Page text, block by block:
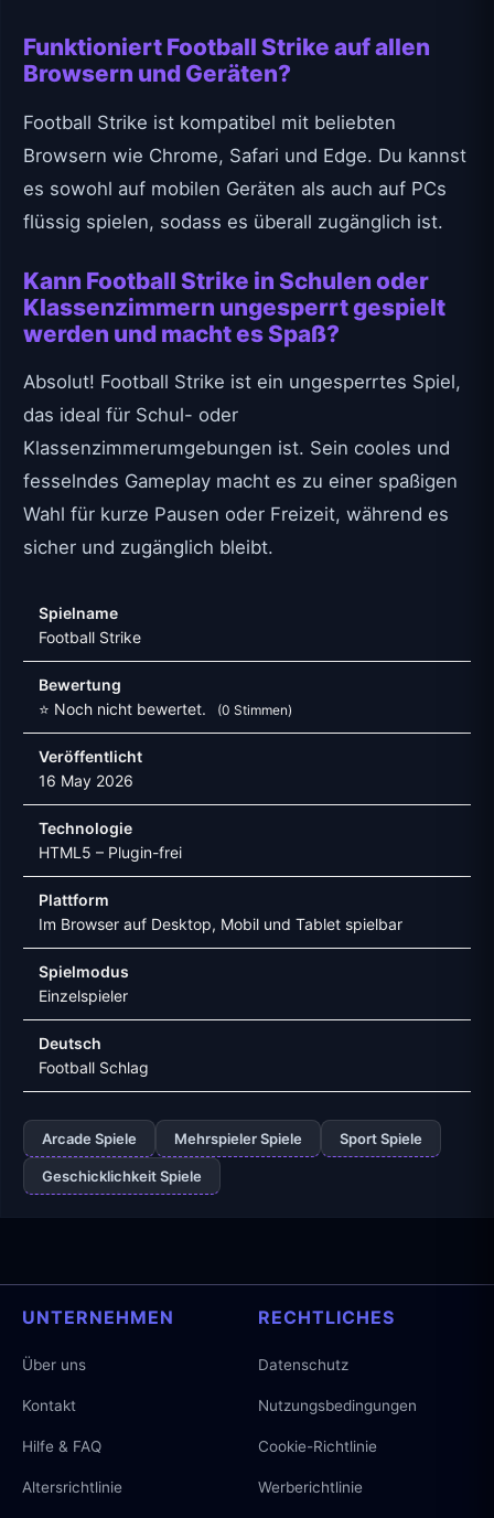
Funktioniert Football Strike auf allen
Browsern und Geräten?
Football Strike ist kompatibel mit beliebten
Browsern wie Chrome, Safari und Edge. Du kannst
es sowohl auf mobilen Geräten als auch auf PCs
flüssig spielen, sodass es überall zugänglich ist.
Kann Football Strike in Schulen oder
Klassenzimmern ungesperrt gespielt
werden und macht es Spaß?
Absolut! Football Strike ist ein ungesperrtes Spiel,
das ideal für Schul- oder
Klassenzimmerumgebungen ist. Sein cooles und
fesselndes Gameplay macht es zu einer spaßigen
Wahl für kurze Pausen oder Freizeit, während es
sicher und zugänglich bleibt.
Spielname
Football Strike
Bewertung
⭐ Noch nicht bewertet.
(0 Stimmen)
Veröffentlicht
16 May 2026
Technologie
HTML5 – Plugin-frei
Plattform
Im Browser auf Desktop, Mobil und Tablet spielbar
Spielmodus
Einzelspieler
Deutsch
Football Schlag
Arcade Spiele Mehrspieler Spiele Sport Spiele
Geschicklichkeit Spiele
UNTERNEHMEN
Über uns
Kontakt
Hilfe & FAQ
Altersrichtlinie
RECHTLICHES
Datenschutz
Nutzungsbedingungen
Cookie-Richtlinie
Werberichtlinie